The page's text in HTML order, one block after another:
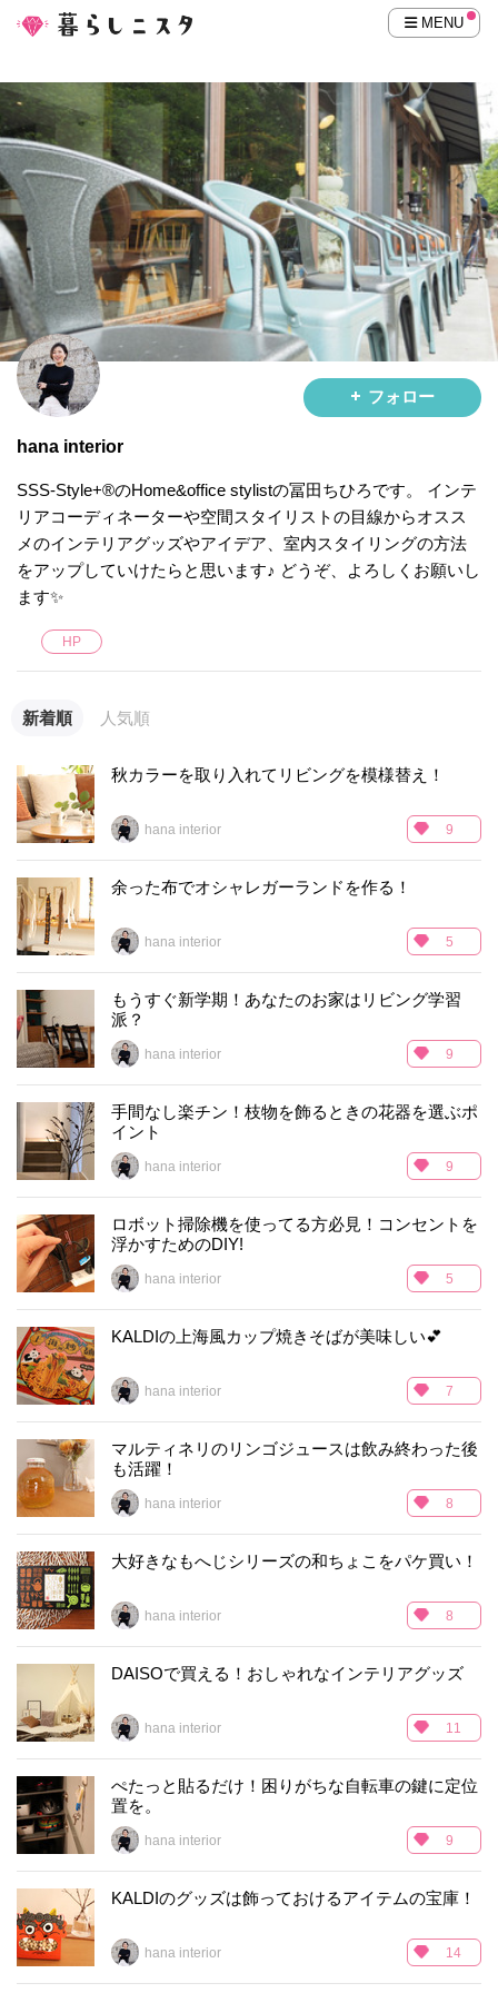
MENU
フォロー
hana interior
SSS-Style+®︎のHome&office stylistの冨田ちひろです。 インテ
リアコーディネーターや空間スタイリストの目線からオスス
メのインテリアグッズやアイデア、室内スタイリングの方法
をアップしていけたらと思います♪ どうぞ、よろしくお願いし
ます✨
HP
新着順 人気順
秋カラーを取り入れてリビングを模様替え！
hana interior 9
余った布でオシャレガーランドを作る！
hana interior 5
もうすぐ新学期！あなたのお家はリビング学習
派？
hana interior 9
手間なし楽チン！枝物を飾るときの花器を選ぶポ
イント
hana interior 9
ロボット掃除機を使ってる方必見！コンセントを
浮かすためのDIY!
hana interior 5
KALDIの上海風カップ焼きそばが美味しい💕
hana interior 7
マルティネリのリンゴジュースは飲み終わった後
も活躍！
hana interior 8
大好きなもへじシリーズの和ちょこをパケ買い！
hana interior 8
DAISOで買える！おしゃれなインテリアグッズ
hana interior 11
ぺたっと貼るだけ！困りがちな自転車の鍵に定位
置を。
hana interior 9
KALDIのグッズは飾っておけるアイテムの宝庫！
hana interior 14